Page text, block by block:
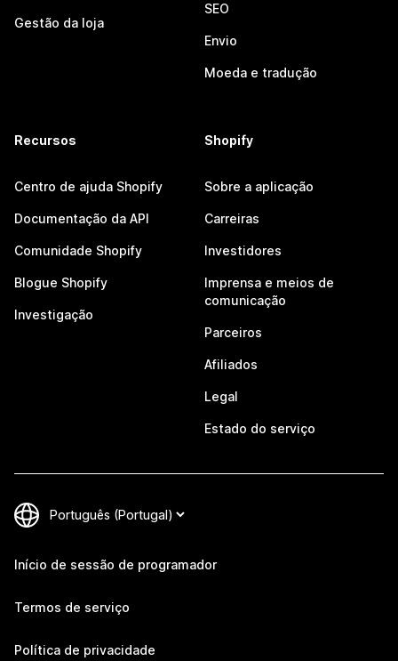
Gestão da loja
SEO
Envio
Moeda e tradução
Recursos
Centro de ajuda Shopify
Documentação da API
Comunidade Shopify
Blogue Shopify
Investigação
Shopify
Sobre a aplicação
Carreiras
Investidores
Imprensa e meios de
comunicação
Parceiros
Afiliados
Legal
Estado do serviço
Início de sessão de programador
Termos de serviço
Política de privacidade